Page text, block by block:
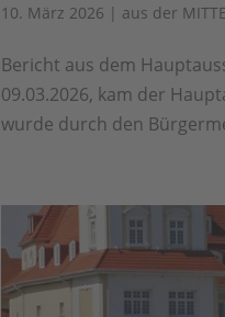
10. März 2026 | aus der MITTE
Bericht aus dem
09.03.2026, kam der
wurde durch den